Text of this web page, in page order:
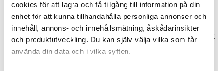
cookies för att lagra och få tillgång till information på din
enhet för att kunna tillhandahålla personliga annonser och
innehåll, annons- och innehållsmätning, åskådarinsikter
och produktutveckling. Du kan själv välja vilka som får
använda din data och i vilka syften.
Du behöver inte göra något, men ta gärna del av
vår integritetsskyddspolicy här:
https://www.installatorsforetagen.se/personuppgifter
Du är alltid välkommen att kontakta oss om du har